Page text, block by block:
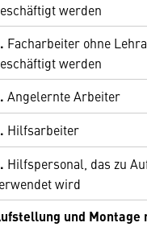
werden
Facharbeiter ohne
werden
Angelernte Arbeiter
Hilfsarbeiter
Hilfspersonal, das zu
wird
und Montage